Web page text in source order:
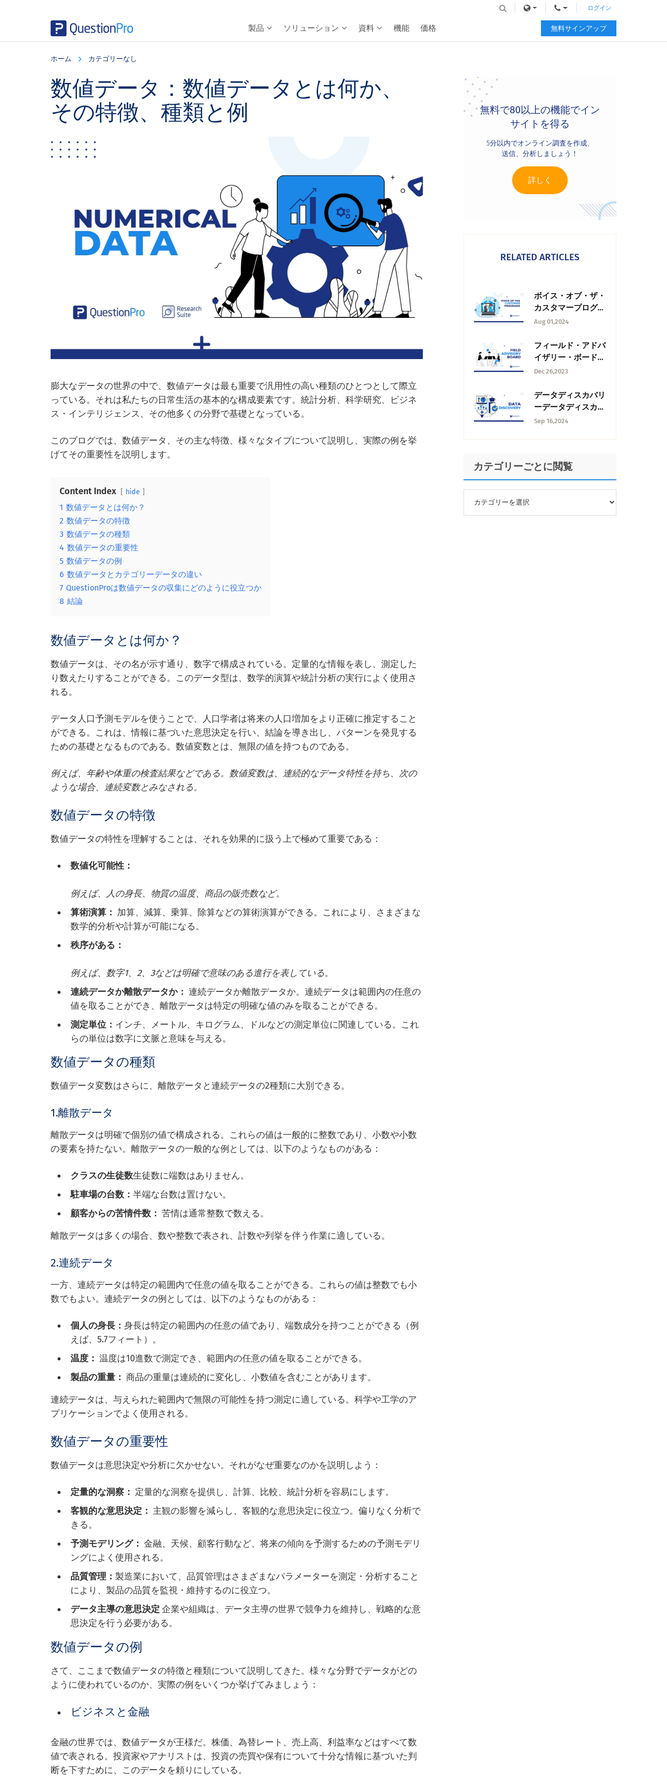
製品 ソリューション 資料 機能 価格
ログイン
無料サインアップ
ホーム カテゴリーなし
数値データ：数値データとは何か、
その特徴、種類と例
膨大なデータの世界の中で、数値データは最も重要で汎用性の高い種類のひとつとして際立
っている。それは私たちの日常生活の基本的な構成要素です。統計分析、科学研究、ビジネ
ス・インテリジェンス、その他多くの分野で基礎となっている。
このブログでは、数値データ、その主な特徴、様々なタイプについて説明し、実際の例を挙
げてその重要性を説明します。
Content Index hide
1 数値データとは何か？
2 数値データの特徴
3 数値データの種類
4 数値データの重要性
5 数値データの例
6 数値データとカテゴリーデータの違い
7 QuestionProは数値データの収集にどのように役立つか
8 結論
数値データとは何か？
数値データは、その名が示す通り、数字で構成されている。定量的な情報を表し、測定した
り数えたりすることができる。このデータ型は、数学的演算や統計分析の実行によく使用さ
れる。
データ人口予測モデルを使うことで、人口学者は将来の人口増加をより正確に推定すること
ができる。これは、情報に基づいた意思決定を行い、結論を導き出し、パターンを発見する
ための基礎となるものである。数値変数とは、無限の値を持つものである。
例えば、年齢や体重の検査結果などである。数値変数は、連続的なデータ特性を持ち、次の
ような場合、連続変数とみなされる。
数値データの特徴
数値データの特性を理解することは、それを効果的に扱う上で極めて重要である：
数値化可能性：
例えば、人の身長、物質の温度、商品の販売数など。
算術演算： 加算、減算、乗算、除算などの算術演算ができる。これにより、さまざまな
数学的分析や計算が可能になる。
秩序がある：
例えば、数字1、2、3などは明確で意味のある進行を表している。
連続データか離散データか：連続データか離散データか。連続データは範囲内の任意の
値を取ることができ、離散データは特定の明確な値のみを取ることができる。
測定単位： インチ、メートル、キログラム、ドルなどの測定単位に関連している。これ
らの単位は数字に文脈と意味を与える。
数値データの種類
数値データ変数はさらに、離散データと連続データの2種類に大別できる。
1.離散データ
離散データは明確で個別の値で構成される。これらの値は一般的に整数であり、小数や小数
の要素を持たない。離散データの一般的な例としては、以下のようなものがある：
クラスの生徒数生徒数に端数はありません。
駐車場の台数：半端な台数は置けない。
顧客からの苦情件数：苦情は通常整数で数える。
離散データは多くの場合、数や整数で表され、計数や列挙を伴う作業に適している。
2.連続データ
一方、連続データは特定の範囲内で任意の値を取ることができる。これらの値は整数でも小
数でもよい。連続データの例としては、以下のようなものがある：
個人の身長：身長は特定の範囲内の任意の値であり、端数成分を持つことができる（例
えば、5.7フィート）。
温度：温度は10進数で測定でき、範囲内の任意の値を取ることができる。
製品の重量：商品の重量は連続的に変化し、小数値を含むことがあります。
連続データは、与えられた範囲内で無限の可能性を持つ測定に適している。科学や工学のア
プリケーションでよく使用される。
数値データの重要性
数値データは意思決定や分析に欠かせない。それがなぜ重要なのかを説明しよう：
定量的な洞察： 定量的な洞察を提供し、計算、比較、統計分析を容易にします。
客観的な意思決定：主観の影響を減らし、客観的な意思決定に役立つ。偏りなく分析で
きる。
予測モデリング：金融、天候、顧客行動など、将来の傾向を予測するための予測モデリ
ングによく使用される。
品質管理：製造業において、品質管理はさまざまなパラメーターを測定・分析すること
により、製品の品質を監視・維持するのに役立つ。
データ主導の意思決定企業や組織は、データ主導の世界で競争力を維持し、戦略的な意
思決定を行う必要がある。
数値データの例
さて、ここまで数値データの特徴と種類について説明してきた。様々な分野でデータがどの
ように使われているのか、実際の例をいくつか挙げてみましょう：
ビジネスと金融
金融の世界では、数値データが王様だ。株価、為替レート、売上高、利益率などはすべて数
値で表される。投資家やアナリストは、投資の売買や保有について十分な情報に基づいた判
断を下すために、このデータを頼りにしている。
Primary
Sidebar
無料で80以上の機能でイン
サイトを得る
5分以内でオンライン調査を作成、
送信、分析しましょう！
詳しく
RELATED ARTICLES
ボイス・オブ・ザ・
カスタマープログラ
ム実施方法
Aug 01,2024
フィールド・アドバ
イザリー・ボードア
ドバイザリーボード
性と活用法
Dec 26,2023
データディスカバリ
ーデータディスカバ
リーとは何か？
Sep 16,2024
カテゴリーごとに閲覧
ゴ